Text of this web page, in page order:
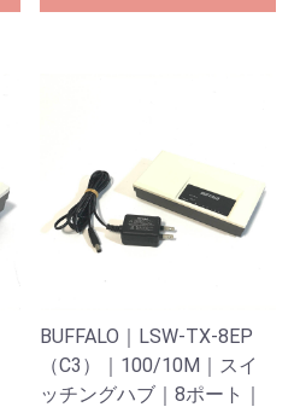
BUFFALO｜LSW-TX-8EP
（C3）｜100/10M｜スイ
ッチングハブ｜8ポート｜